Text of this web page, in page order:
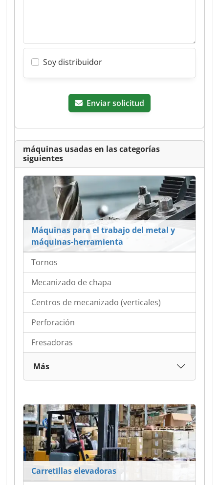
Soy distribuidor
Enviar solicitud
máquinas usadas en las categorías
siguientes
Máquinas para el trabajo del metal y
máquinas-herramienta
Tornos
Mecanizado de chapa
Centros de mecanizado (verticales)
Perforación
Fresadoras
Más
Carretillas elevadoras